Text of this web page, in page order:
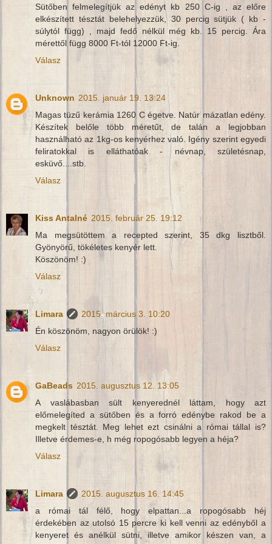
Sütőben felmelegítjük az edényt kb 250 C-ig , az előre
elkészített tésztát belehelyezzük, 30 percig sütjük ( kb -
súlytól függ) , majd fedő nélkül még kb. 15 percig. Ára
mérettől függ 8000 Ft-tól 12000 Ft-ig.
Válasz
Unknown 2015. január 19. 13:24
Magas tüzű kerámia 1260 C égetve. Natúr mázatlan edény.
Készítek belőle több méretűt, de talán a legjobban
használható az 1kg-os kenyérhez való. Igény szerint egyedi
feliratokkal is elláthatóak - névnap, születésnap,
esküvő....stb.
Válasz
Kiss Antalné 2015. február 25. 19:12
Ma megsütöttem a recepted szerint, 35 dkg lisztből.
Gyönyörű, tökéletes kenyér lett.
Köszönöm! :)
Válasz
Limara
2015. március 3. 10:20
Én köszönöm, nagyon örülök! :)
Válasz
GaBeads 2015. augusztus 12. 13:05
A vaslábasban sült kenyerednél láttam, hogy azt
előmelegíted a sütőben és a forró edénybe rakod be a
megkelt tésztát. Meg lehet ezt csinálni a római tállal is?
Illetve érdemes-e, h még ropogósabb legyen a héja?
Válasz
Limara
2015. augusztus 16. 14:45
a római tál félő, hogy elpattan...a ropogósabb héj
érdekében az utolsó 15 percre ki kell venni az edényből a
kenyeret és anélkül sütni, illetve amikor készen van, a